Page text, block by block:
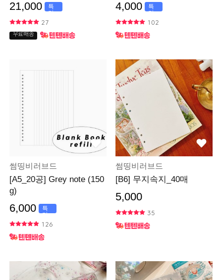
21,000
특
가
27
무료배송
4,000
특
가
102
썸띵비러브드
[A5_20공] Grey note (150
g)
6,000
특
가
126
썸띵비러브드
[B6] 무지속지_40매
5,000
35